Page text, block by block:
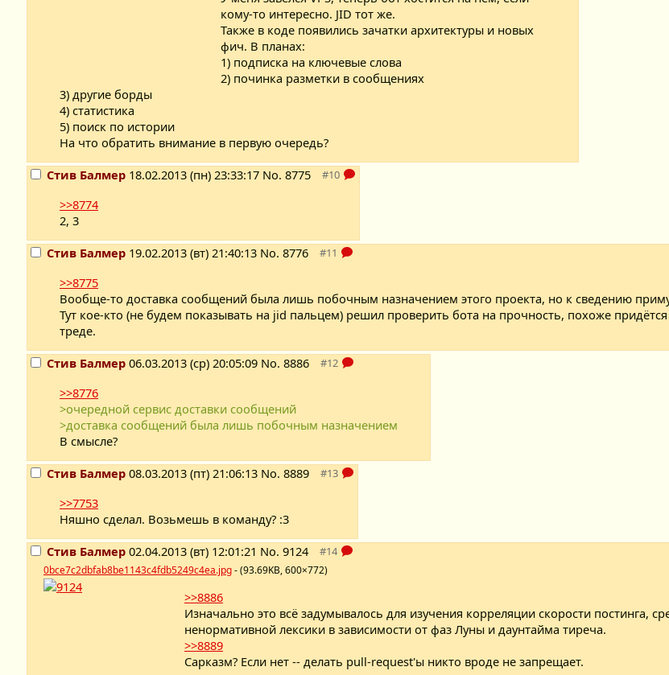
кому-то интересно. JID тот же.
Также в коде появились зачатки архитектуры и новых
фич. В планах:
1) подписка на ключевые слова
2) починка разметки в сообщениях
3) другие борды
4) статистика
5) поиск по истории
На что обратить внимание в первую очередь?
Стив Балмер 18.02.2013 (пн) 23:33:17 No. 8775
>>8774
2, 3
Стив Балмер 19.02.2013 (вт) 21:40:13 No. 8776
>>8775
Вообще-то доставка сообщений была лишь побочным назначением этого проекта, но к сведению
Тут кое-кто (не будем показывать на jid пальцем) решил проверить бота на прочность, похоже
треде.
Стив Балмер 06.03.2013 (ср) 20:05:09 No. 8886
>>8776
>очередной сервис доставки сообщений
>доставка сообщений была лишь побочным назначением
В смысле?
Стив Балмер 08.03.2013 (пт) 21:06:13 No. 8889
>>7753
Няшно сделал. Возьмешь в команду? :3
Стив Балмер 02.04.2013 (вт) 12:01:21 No. 9124
0bce7c2dbfab8be1143c4fdb5249c4ea.jpg- (93.69KB, 600×772)
>>8886
Изначально это всё задумывалось для изучения корреляции скорости постинга,
ненормативной лексики в зависимости от фаз Луны и даунтайма тиреча.
>>8889
Сарказм? Если нет -- делать pull-request'ы никто вроде не запрещает.